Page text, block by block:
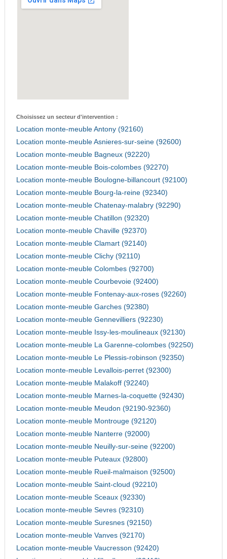
Choisissez un secteur d'intervention :
Location monte-meuble Antony (92160)
Location monte-meuble Asnieres-sur-seine (92600)
Location monte-meuble Bagneux (92220)
Location monte-meuble Bois-colombes (92270)
Location monte-meuble Boulogne-billancourt (92100)
Location monte-meuble Bourg-la-reine (92340)
Location monte-meuble Chatenay-malabry (92290)
Location monte-meuble Chatillon (92320)
Location monte-meuble Chaville (92370)
Location monte-meuble Clamart (92140)
Location monte-meuble Clichy (92110)
Location monte-meuble Colombes (92700)
Location monte-meuble Courbevoie (92400)
Location monte-meuble Fontenay-aux-roses (92260)
Location monte-meuble Garches (92380)
Location monte-meuble Gennevilliers (92230)
Location monte-meuble Issy-les-moulineaux (92130)
Location monte-meuble La Garenne-colombes (92250)
Location monte-meuble Le Plessis-robinson (92350)
Location monte-meuble Levallois-perret (92300)
Location monte-meuble Malakoff (92240)
Location monte-meuble Marnes-la-coquette (92430)
Location monte-meuble Meudon (92190-92360)
Location monte-meuble Montrouge (92120)
Location monte-meuble Nanterre (92000)
Location monte-meuble Neuilly-sur-seine (92200)
Location monte-meuble Puteaux (92800)
Location monte-meuble Rueil-malmaison (92500)
Location monte-meuble Saint-cloud (92210)
Location monte-meuble Sceaux (92330)
Location monte-meuble Sevres (92310)
Location monte-meuble Suresnes (92150)
Location monte-meuble Vanves (92170)
Location monte-meuble Vaucresson (92420)